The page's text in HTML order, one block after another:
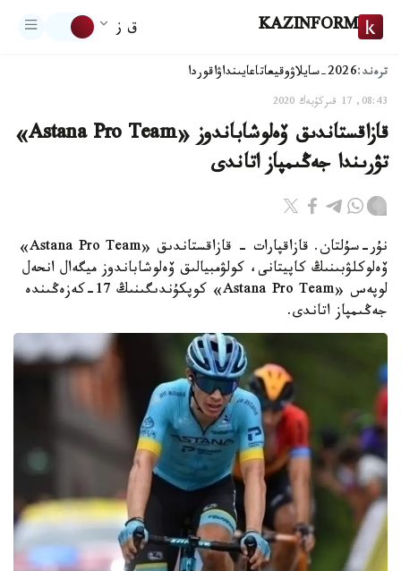
KAZINFORM ق ز
ترەند:2026-سايلاۋ وقيعاتاعايىنداۋاقوردا
08:43, 17 قىركۇيەك 2020
قازاقستاندىق ۆەلوشاباندوز «Astana Pro Team»
تۋرىندا جەڭىمپاز اتاندى
نۇر-سۇلتان. قازاقپارات - قازاقستاندىق «Astana Pro Team»
ۆەلوكلۋبىنىڭ كاپيتانى، كولۋمبيالىق ۆەلوشاباندوز ميگەال انحەل
لوپەس «Astana Pro Team» كوپكۇندىگىنىڭ 17-كەزەڭىندە
جەڭىمپاز اتاندى.